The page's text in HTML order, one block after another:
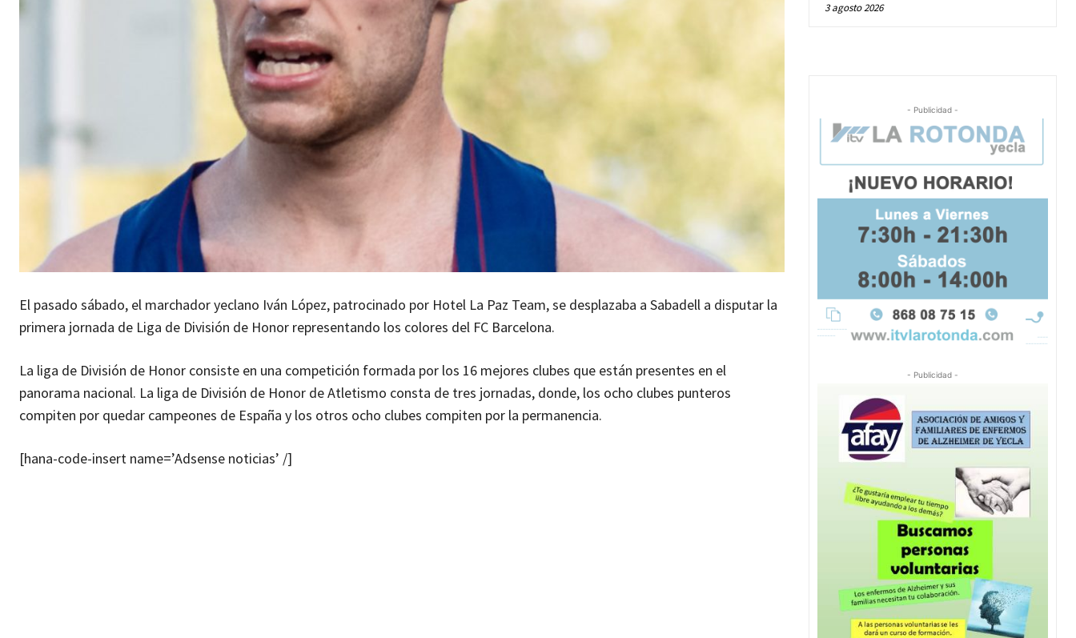
El pasado sábado, el marchador yeclano Iván López, patrocinado por Hotel La Paz Team, se desplazaba a Sabadell a disputar la
primera jornada de Liga de División de Honor representando los colores del FC Barcelona.
La liga de División de Honor consiste en una competición formada por los 16 mejores clubes que están presentes en el
panorama nacional. La liga de División de Honor de Atletismo consta de tres jornadas, donde, los ocho clubes punteros
compiten por quedar campeones de España y los otros ocho clubes compiten por la permanencia.
[hana-code-insert name=’Adsense noticias’ /]
3 agosto 2026
- Publicidad -
- Publicidad -